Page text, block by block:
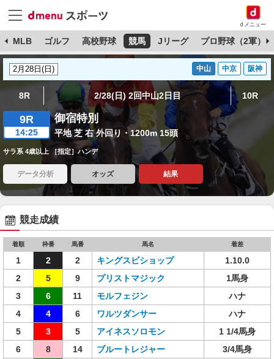
dメニュー
MLB ゴルフ 高校野球 競馬 Jリーグ プロ野球（2軍）
中山 中京 阪神
8R 2/28(日) 2回中山2日目 10R
9R
14:25
御宿特別
平地 芝 右 外回り・1200m 15頭
サラ系 4歳以上 ［指定］ハンデ
データ分析 オッズ 結果
競走成績
着順 枠番 馬番 馬名 着差
1 2 2 キングスビショップ
1.10.0
2
5 9 プリストマジック
1馬身
3
6 11 モルフェジン
ハナ
4
4 6 ワルツダンサー
ハナ
5
3 5 アイネスソロモン
1 1/4馬身
6
8 14 ブルートレジャー
3/4馬身